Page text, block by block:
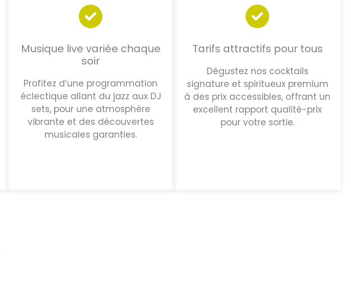
Musique live variée chaque
soir
Profitez d’une programmation
éclectique allant du jazz aux DJ
sets, pour une atmosphère
vibrante et des découvertes
musicales garanties.
Tarifs attractifs pour tous
Dégustez nos cocktails
signature et spiritueux premium
à des prix accessibles, offrant un
excellent rapport qualité-prix
pour votre sortie.